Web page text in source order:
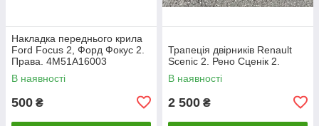
Накладка переднього крила
Ford Focus 2, Форд Фокус 2.
Права. 4M51A16003
В наявності
500 ₴
Трапеція двірників Renault
Scenic 2. Рено Сценік 2.
В наявності
2 500 ₴